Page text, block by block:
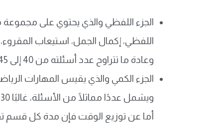
الجزء اللفظي والذي يحتوي على
اللفظي، إكمال الجمل، استيعاب
وعادة ما تتراوح عدد أسئلته من 40 إلى 45 سؤالًا.
الجزء الكمي والذي يقيس المهارات
ويشمل عددًا مماثلًا من الأسئلة، غالبًا 30 إلى 35 سؤالًا.